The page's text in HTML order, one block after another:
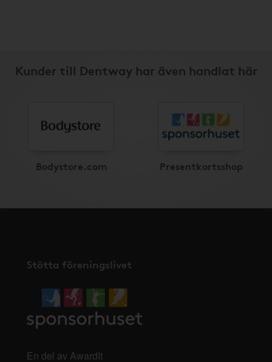
Kunder till Dentway har även handlat här
Bodystore.com Presentkortsshop
Stötta föreningslivet
En del av AwardIt